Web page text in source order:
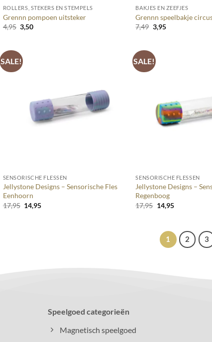
ROLLERS, STEKERS EN STEMPELS
Grennn pompoen uitsteker
4,95 Oorspronkelijke
prijs
3,50Huidige
BAKJES EN ZEEFJES
Grennn speelbakje
7,49 Oorspronkelijke
prijs
3,95Huidige
SALE!
SENSORISCHE FLESSEN
Jellystone Designs – Sensorische Fles
Eenhoorn
17,95 Oorspronkelijke
prijs
14,95Huidige
SALE!
SENSORISCHE FLESSEN
Jellystone Designs –
Regenboog
17,95 Oorspronkelijke
prijs
14,95Huidige
1 2 3
Speelgoed categorieën
Magnetisch speelgoed